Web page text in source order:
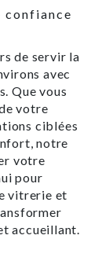
confiance
de servir la
avec
Que vous
votre
ciblées
notre
votre
pour
vitrerie et
accueillant.